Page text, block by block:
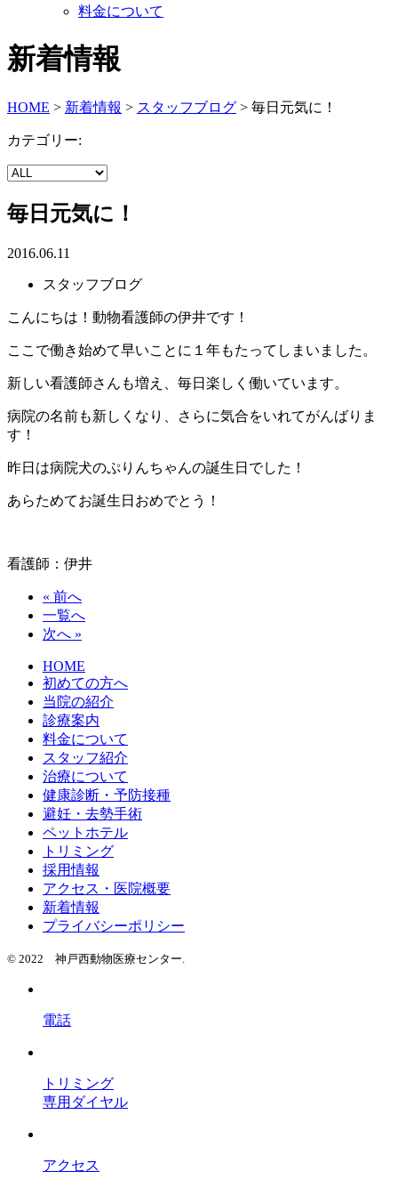
料金について
新着情報
HOME > 新着情報 > スタッフブログ > 毎日元気に！
カテゴリー:
毎日元気に！
2016.06.11
スタッフブログ
こんにちは！動物看護師の伊井です！
ここで働き始めて早いことに１年もたってしまいました。
新しい看護師さんも増え、毎日楽しく働いています。
病院の名前も新しくなり、さらに気合をいれてがんばりま
す！
昨日は病院犬のぷりんちゃんの誕生日でした！
あらためてお誕生日おめでとう！
看護師：伊井
« 前へ
一覧へ
次へ »
HOME
初めての方へ
当院の紹介
診療案内
料金について
スタッフ紹介
治療について
健康診断・予防接種
避妊・去勢手術
ペットホテル
トリミング
採用情報
アクセス・医院概要
新着情報
プライバシーポリシー
© 2022 神戸西動物医療センター.
電話
トリミング
専用ダイヤル
アクセス